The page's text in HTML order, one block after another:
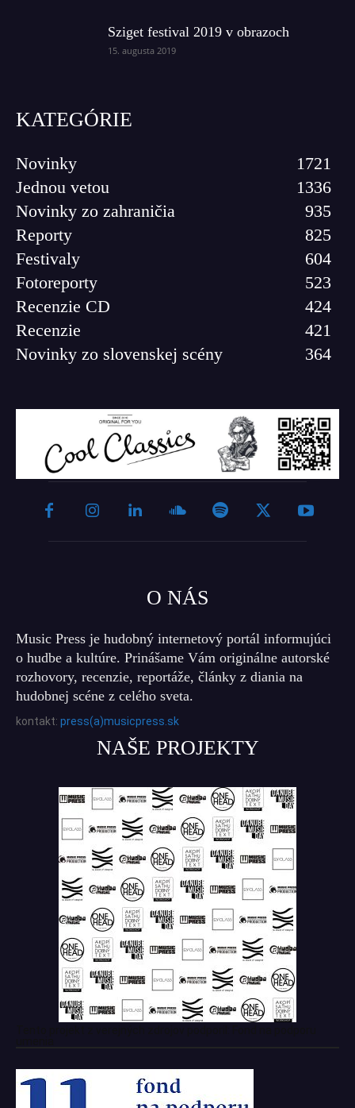
Sziget festival 2019 v obrazoch
15. augusta 2019
KATEGÓRIE
Novinky
1721
Jednou vetou
1336
Novinky zo zahraničia
935
Reporty
825
Festivaly
604
Fotoreporty
523
Recenzie CD
424
Recenzie
421
Novinky zo slovenskej scény
364
O NÁS
Music Press je hudobný internetový portál informujúci
o hudbe a kultúre. Prinášame Vám originálne autorské
rozhovory, recenzie, reportáže, články z diania na
hudobnej scéne z celého sveta.
kontakt: press(a)musicpress.sk
NAŠE PROJEKTY